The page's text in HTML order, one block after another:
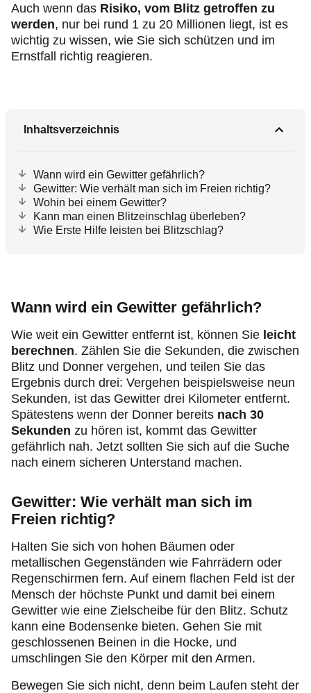
Auch wenn das Risiko, vom Blitz getroffen zu
werden, nur bei rund 1 zu 20 Millionen liegt, ist es
wichtig zu wissen, wie Sie sich schützen und im
Ernstfall richtig reagieren.
Inhaltsverzeichnis
Wann wird ein Gewitter gefährlich?
Gewitter: Wie verhält man sich im Freien richtig?
Wohin bei einem Gewitter?
Kann man einen Blitzeinschlag überleben?
Wie Erste Hilfe leisten bei Blitzschlag?
Wann wird ein Gewitter gefährlich?
Wie weit ein Gewitter entfernt ist, können Sie leicht
berechnen. Zählen Sie die Sekunden, die zwischen
Blitz und Donner vergehen, und teilen Sie das
Ergebnis durch drei: Vergehen beispielsweise neun
Sekunden, ist das Gewitter drei Kilometer entfernt.
Spätestens wenn der Donner bereits nach 30
Sekunden zu hören ist, kommt das Gewitter
gefährlich nah. Jetzt sollten Sie sich auf die Suche
nach einem sicheren Unterstand machen.
Gewitter: Wie verhält man sich im
Freien richtig?
Halten Sie sich von hohen Bäumen oder
metallischen Gegenständen wie Fahrrädern oder
Regenschirmen fern. Auf einem flachen Feld ist der
Mensch der höchste Punkt und damit bei einem
Gewitter wie eine Zielscheibe für den Blitz. Schutz
kann eine Bodensenke bieten. Gehen Sie mit
geschlossenen Beinen in die Hocke, und
umschlingen Sie den Körper mit den Armen.
Bewegen Sie sich nicht, denn beim Laufen steht der